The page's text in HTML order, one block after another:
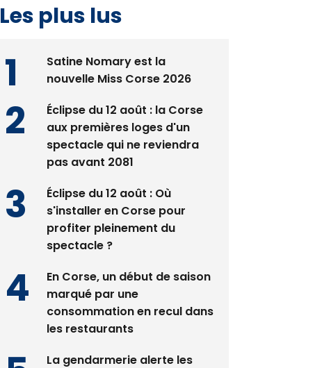
Les plus lus
Satine Nomary est la
nouvelle Miss Corse 2026
Éclipse du 12 août : la Corse
aux premières loges d'un
spectacle qui ne reviendra
pas avant 2081
Éclipse du 12 août : Où
s'installer en Corse pour
profiter pleinement du
spectacle ?
En Corse, un début de saison
marqué par une
consommation en recul dans
les restaurants
La gendarmerie alerte les